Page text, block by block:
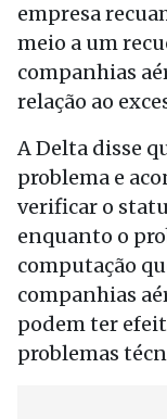
empresa
meio a um
companhias
relação ao
A Delta disse
problema e
verificar o
enquanto o
computação
companhias
podem ter
problemas